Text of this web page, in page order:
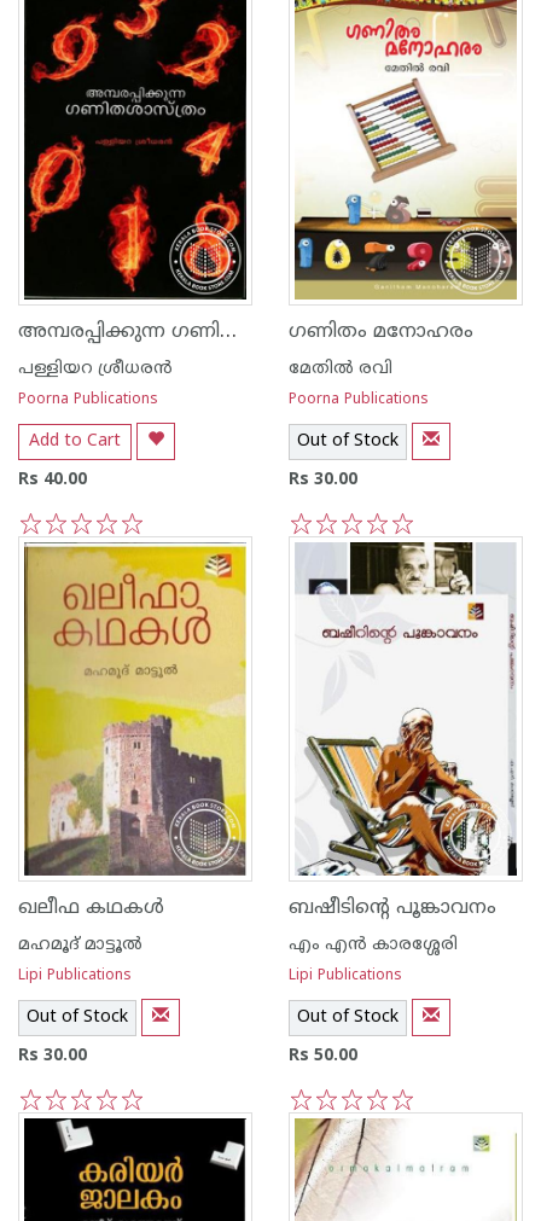
അമ്പരപ്പിക്കുന്ന ഗണിത ശാസ്ത്രം
പള്ളിയറ ശ്രീധര‌ന്‍
Poorna Publications
Add to Cart
Rs 40.00
5
4
3
2
1
ഗണിതം മനോഹരം
മേതില്‍ രവി
Poorna Publications
Out of Stock
Rs 30.00
5
4
3
2
1
ഖലീഫ കഥകള്‍
മഹമൂദ് മാട്ടൂല്‍
Lipi Publications
Out of Stock
Rs 30.00
5
4
3
2
1
ബഷീടിന്റെ പൂങ്കാവനം
എം എന്‍ കാരശ്ശേരി
Lipi Publications
Out of Stock
Rs 50.00
5
4
3
2
1